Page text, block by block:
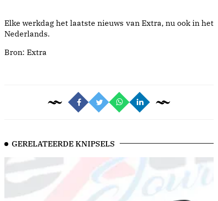
Elke werkdag het laatste nieuws van Extra, nu ook in het
Nederlands.
Bron: Extra
GERELATEERDE KNIPSELS